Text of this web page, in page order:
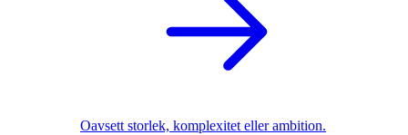
Oavsett storlek, komplexitet eller ambition.